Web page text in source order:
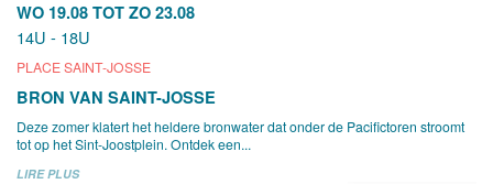
WO 19.08 TOT ZO 23.08
14U - 18U
PLACE SAINT-JOSSE
BRON VAN SAINT-JOSSE
Deze zomer klatert het heldere bronwater dat onder de Pacifictoren stroomt
tot op het Sint-Joostplein. Ontdek een...
LIRE PLUS